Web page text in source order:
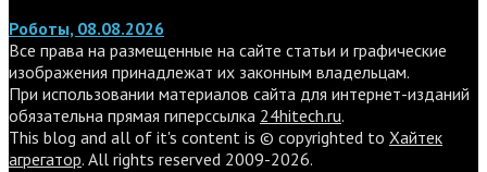
Роботы, 08.08.2026
Все права на размещенные на сайте статьи и графические
изображения принадлежат их законным владельцам.
При использовании материалов сайта для интернет-изданий
обязательна прямая гиперссылка 24hitech.ru.
This blog and all of it's content is © copyrighted to Хайтек
агрегатор. All rights reserved 2009-2026.